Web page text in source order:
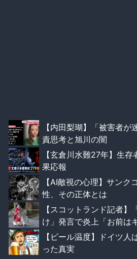
【内田梨瑚】「被害者
責思考と旭川の闇
【玄倉川水難27年】生
果応報
【AI敵視の心理】サンク
性、その正体とは
【スコットランド記者】
け」発言で炎上「お前は
【ビール温度】ドイツ
った真実